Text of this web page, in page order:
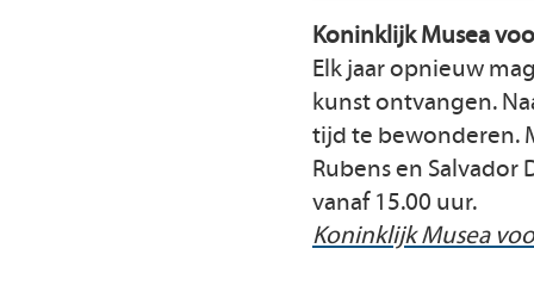
Koninklijk Musea
Elk jaar opnieuw
kunst ontvangen.
tijd te bewonderen.
Rubens en Salvador
vanaf 15.00 uur.
Koninklijk Musea